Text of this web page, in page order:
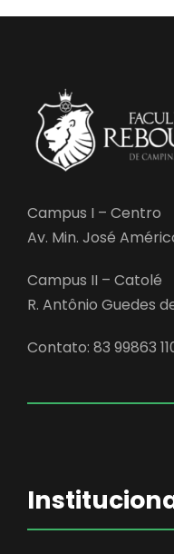
Campus I – Centro
Av. Min. José
Campus II – Catolé
R. Antônio Guedes
Contato: 83 99863